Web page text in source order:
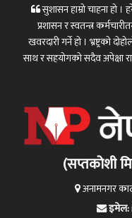
सुशासन हाम्रो चाहना हो ।
प्रशासन र स्वतन्त्र
खवरदारी गर्ने हो । भ्रष्ट्रको
साथ र सहयोगको सदैव अपेक्षा
(सप्तकोशी
अनामनगर
इमेल: